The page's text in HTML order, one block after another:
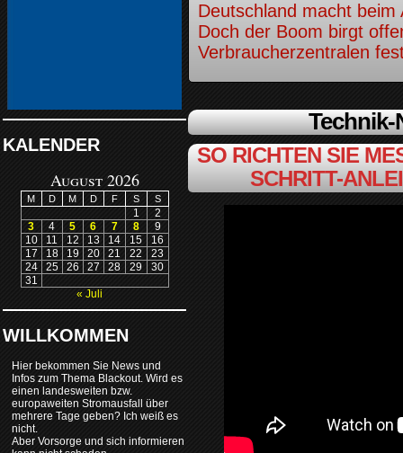
KALENDER
August 2026
M D M D F S S
1
2
3
4 5 6 7 8
9
10
11 12 13 14 15
16
17
18 19 20 21 22
23
24
25 26 27 28 29
30
31
« Juli
WILLKOMMEN
Hier bekommen Sie News und
Infos zum Thema Blackout. Wird es
einen landesweiten bzw.
europaweiten Stromausfall über
mehrere Tage geben? Ich weiß es
nicht.
Aber Vorsorge und sich informieren
Deutschland macht beim
Doch der Boom birgt
Verbraucherzentralen
SO RICHTEN SIE
SCHRITT-